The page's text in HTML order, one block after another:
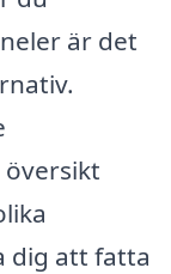
är det
dig att fatta